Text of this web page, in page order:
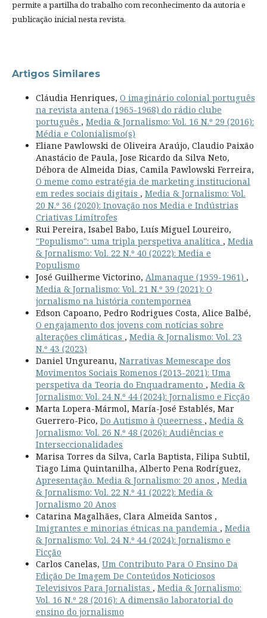
permite a partilha do trabalho com reconhecimento da autoria e
publicação inicial nesta revista.
Artigos Similares
Cláudia Henriques, O imaginário colonial português
na revista antena (1965-1968) do rádio clube
português , Media & Jornalismo: Vol. 16 N.º 29 (2016):
Média e Colonialismo(s)
Eliane Pawlowski de Oliveira Araújo, Claudio Paixão
Anastácio de Paula, Jose Ricardo da Silva Neto,
Débora de Almeida Dias, Camila Pawlowski Ferreira,
O meme como estratégia de marketing institucional
em redes sociais digitais , Media & Jornalismo: Vol.
20 N.º 36 (2020): Inovação nos Media e Indústrias
Criativas Limítrofes
Rui Pereira, Isabel Babo, Luís Miguel Loureiro,
"Populismo": uma tripla perspetiva analítica , Media
& Jornalismo: Vol. 22 N.º 40 (2022): Media e
Populismo
José Guilherme Victorino, Almanaque (1959-1961) ,
Media & Jornalismo: Vol. 21 N.º 39 (2021): O
jornalismo na história contempornea
Edson Capoano, Pedro Rodrigues Costa, Alice Balbé,
O engajamento dos jovens com notícias sobre
alterações climáticas , Media & Jornalismo: Vol. 23
N.º 43 (2023)
Daniel Ungureanu, Narrativas Memescape dos
Movimentos Sociais Romenos (2013-2021): Uma
perspetiva da Teoria do Enquadramento , Media &
Jornalismo: Vol. 24 N.º 44 (2024): Jornalismo e Ficção
Marta Lopera-Mármol, María-José Establés, Mar
Guerrero-Pico, Do Autismo à Queerness , Media &
Jornalismo: Vol. 26 N.º 48 (2026): Audiências e
Interseccionalidades
Marisa Torres da Silva, Carla Baptista, Filipa Subtil,
Tiago Lima Quintanilha, Alberto Pena Rodríguez,
Apresentação. Media & Jornalismo: 20 anos , Media
& Jornalismo: Vol. 22 N.º 41 (2022): Media &
Jornalismo 20 Anos
Catarina Magalhães, Clara Almeida Santos ,
Imigrantes e minorias étnicas na pandemia , Media
& Jornalismo: Vol. 24 N.º 44 (2024): Jornalismo e
Ficção
Carlos Canelas, Um Contributo Para O Ensino Da
Edição De Imagem De Conteúdos Noticiosos
Televisivos Para Jornalistas , Media & Jornalismo:
Vol. 16 N.º 28 (2016): A dimensão laboratorial do
ensino do jornalismo